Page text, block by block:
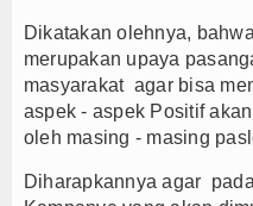
Dikatakan olehnya,
merupakan upaya
masyarakat agar bisa
aspek - aspek Positif
oleh masing - masing
Diharapkannya agar